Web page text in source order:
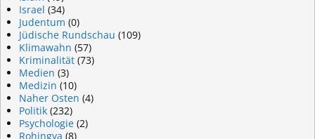
Israel (34)
Judentum (0)
Jüdische Rundschau (109)
Klimawahn (57)
Kriminalität (73)
Medien (3)
Medizin (10)
Naher Osten (4)
Politik (232)
Psychologie (2)
Rohingya (8)